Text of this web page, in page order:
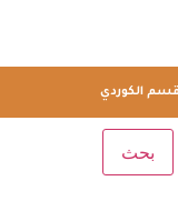
الكوردي